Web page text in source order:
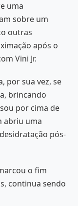
uma
sobre um
outras
após o
Vini Jr.
por sua vez, se
brincando
por cima de
abriu uma
pós-
o fim
continua sendo